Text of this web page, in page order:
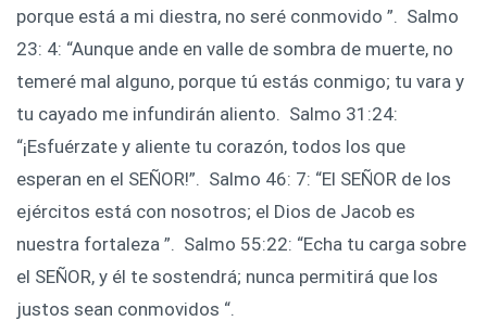
porque está a mi diestra, no seré conmovido ”. ‍ Salmo
23: 4: “Aunque ande en valle de sombra de muerte, no
temeré mal alguno, porque tú estás conmigo; tu vara y
tu cayado me infundirán aliento. ‍ Salmo 31:24:
“¡Esfuérzate y aliente tu corazón, todos los que
esperan en el SEÑOR!”. ‍ Salmo 46: 7: “El SEÑOR de los
ejércitos está con nosotros; el Dios de Jacob es
nuestra fortaleza ”. ‍ Salmo 55:22: “Echa tu carga sobre
el SEÑOR, y él te sostendrá; nunca permitirá que los
justos sean conmovidos “. ‍